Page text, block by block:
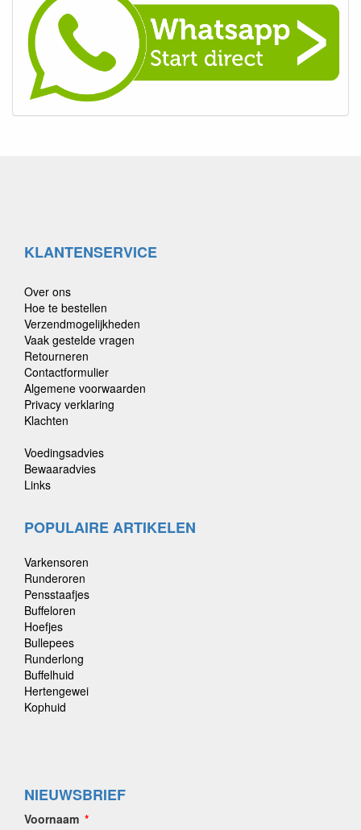
KLANTENSERVICE
Over ons
Hoe te bestellen
Verzendmogelijkheden
Vaak gestelde vragen
Retourneren
Contactformulier
Algemene voorwaarden
Privacy verklaring
Klachten
Voedingsadvies
Bewaaradvies
Links
POPULAIRE ARTIKELEN
Varkensoren
Runderoren
Pensstaafjes
Buffeloren
Hoefjes
Bullepees
Runderlong
Buffelhuid
Hertengewei
Kophuid
NIEUWSBRIEF
Voornaam